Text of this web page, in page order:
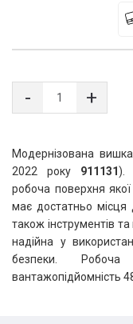
Модернізована
2022 року 911131).
робоча поверхня
має достатньо
також інструментів
надійна у
безпеки.
вантажопідйомність